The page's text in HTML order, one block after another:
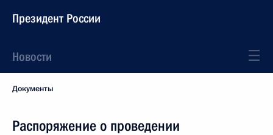
Президент России
Новости
Документы
Распоряжение о проведении